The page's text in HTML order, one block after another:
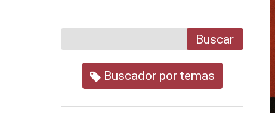
Buscar
Buscador por temas